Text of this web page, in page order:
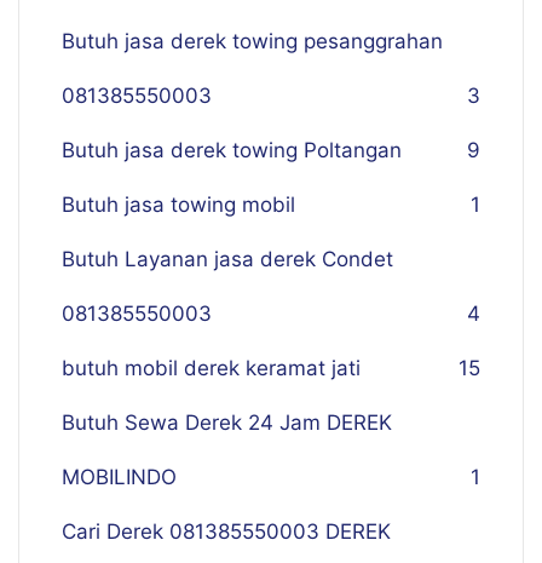
Butuh jasa derek towing pesanggrahan
081385550003 3
Butuh jasa derek towing Poltangan 9
Butuh jasa towing mobil 1
Butuh Layanan jasa derek Condet
081385550003 4
butuh mobil derek keramat jati 15
Butuh Sewa Derek 24 Jam DEREK
MOBILINDO 1
Cari Derek 081385550003 DEREK